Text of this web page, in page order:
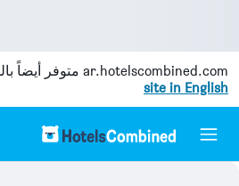
ar.hotelscombined.com متوفر أيضاً
site in English